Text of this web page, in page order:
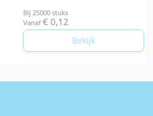
Bij 25000 stuks
Vanaf € 0,12
Bekijk